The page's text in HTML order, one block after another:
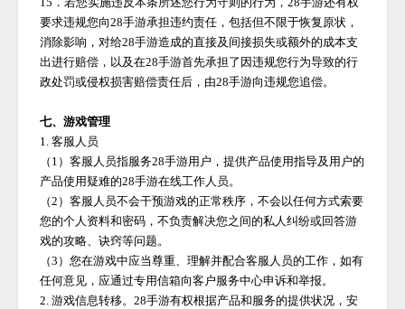
要求违规您向28手游承担违约责任，包括但不限于恢复原状，
消除影响，对给28手游造成的直接及间接损失或额外的成本支
出进行赔偿，以及在28手游首先承担了因违规您行为导致的行
政处罚或侵权损害赔偿责任后，由28手游向违规您追偿。
七、游戏管理
1. 客服人员
（ 1）客服人员指服务28手游用户，提供产品使用指导及用户的
产品使用疑难的28手游在线工作人员。
（2）客服人员不会干预游戏的正常秩序，不会以任何方式索要
您的个人资料和密码，不负责解决您之间的私人纠纷或回答游
戏的攻略、诀窍等问题。
（3）您在游戏中应当尊重、理解并配合客服人员的工作，如有
任何意见，应通过专用信箱向客户服务中心申诉和举报。
2. 游戏信息转移。28手游有权根据产品和服务的提供状况，安